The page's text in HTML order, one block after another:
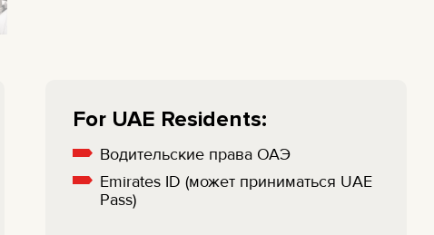
For UAE Residents:
Водительские права ОАЭ
Emirates ID (может приниматься UAE
Pass)